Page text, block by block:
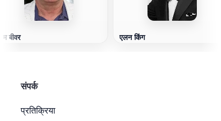
बीवर एलन किंग
संपर्क
प्रतिक्रिया